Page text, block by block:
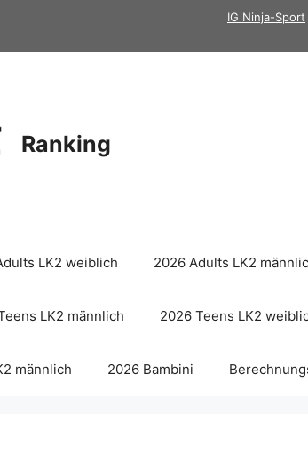
IG Ninja-Sport
Ranking
LK2 weiblich 2026 Adults LK2
LK2 männlich 2026 Teens LK2
männlich 2026 Bambini